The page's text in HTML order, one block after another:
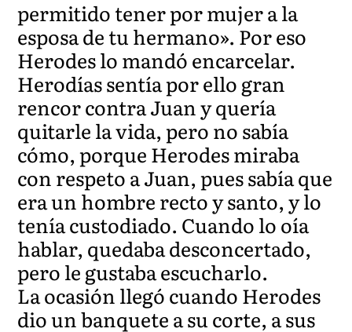
permitido tener por mujer a la
esposa de tu hermano». Por eso
Herodes lo mandó encarcelar.
Herodías sentía por ello gran
rencor contra Juan y quería
quitarle la vida, pero no sabía
cómo, porque Herodes miraba
con respeto a Juan, pues sabía que
era un hombre recto y santo, y lo
tenía custodiado. Cuando lo oía
hablar, quedaba desconcertado,
pero le gustaba escucharlo.
La ocasión llegó cuando Herodes
dio un banquete a su corte, a sus